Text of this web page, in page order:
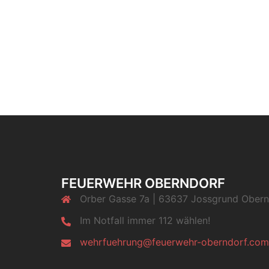
FEUERWEHR OBERNDORF
Orber Gasse 7a | 63637 Jossgrund
Im Notfall immer 112 wählen!
wehrfuehrung@feuerwehr-oberndorf.com